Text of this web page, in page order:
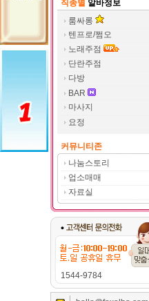
직종별 알바정보
룸싸롱
텐프로/쩜오
노래주점
단란주점
다방
BAR
마사지
요정
커뮤니티존
나눔스토리
업소매매
자료실
1544-9784